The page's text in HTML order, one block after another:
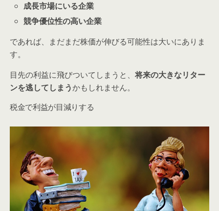
成長市場にいる企業
競争優位性の高い企業
であれば、まだまだ株価が伸びる可能性は大いにありま
す。
目先の利益に飛びついてしまうと、将来の大きなリター
ンを逃してしまうかもしれません。
税金で利益が目減りする